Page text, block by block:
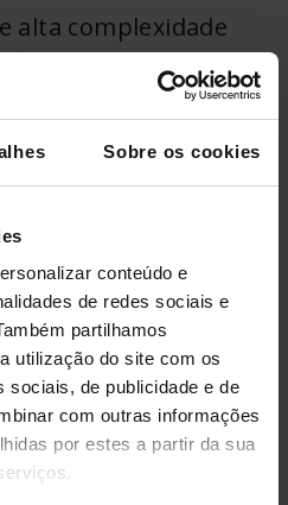
Sobre os cookies
conteúdo e
de redes sociais e
partilhamos
utilização do site com os
sociais, de publicidade e de
com outras informações
por estes a partir da sua
alta complexidade
e separação de
será
de 2017.
deixar